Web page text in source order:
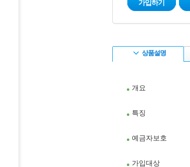
가입하기
상품설명
개요
특징
예금자보호
가입대상